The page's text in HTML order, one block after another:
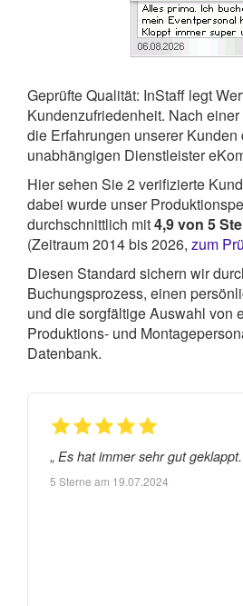
Geprüfte Qualität: InStaff legt
Kundenzufriedenheit. Nach
die Erfahrungen unserer Kunden
unabhängigen Dienstleister
Hier sehen Sie2verifizierte
dabei wurde unser
durchschnittlich mit4,9von 5
(Zeitraum 2014 bis 2026, zum
Diesen Standard sichern wir
Buchungsprozess, einen
und die sorgfältige Auswahl von
Produktions- und
Datenbank.
„ Es hat immer sehr gut geklappt.
5 Sterne am 19.07.2024